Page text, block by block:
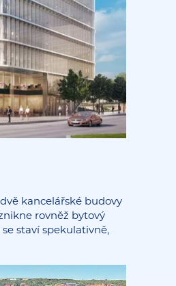
kancelářské budovy
rovněž bytový
staví spekulativně,